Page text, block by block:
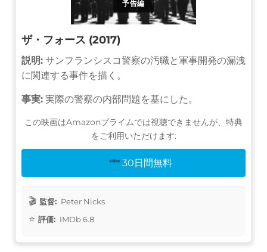
予告編
ザ・フォース (2017)
説明: サンフランシスコ警察の汚職と軍事開発の漏洩
に関連する事件を描く。
事実: 実際の警察の内部問題を基にした。
この映画はAmazonプライムでは視聴できませんが、特典
をご利用いただけます:
30日間無料
監督: Peter Nicks
評価: IMDb 6.8